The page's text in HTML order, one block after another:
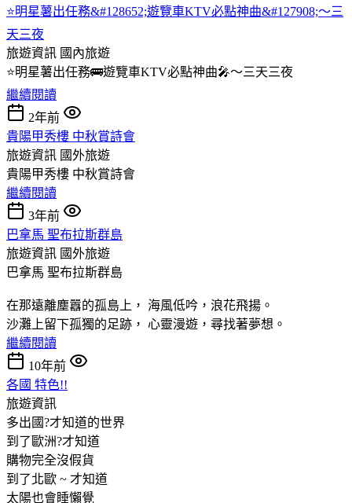
⭐明星薯出任務&#128652;遊覽車KTV必點神曲&#127908;～三
天三夜
旅遊資訊 國內旅遊
⭐明星薯出任務🚌遊覽車KTV必點神曲🎤～三天三夜
繼續閱讀
2年前
貴陽甲秀樓 中秋賞詩會
旅遊資訊 國外旅遊
貴陽甲秀樓 中秋賞詩會
繼續閱讀
3年前
巴拿馬 聖布拉斯群島
旅遊資訊 國外旅遊
巴拿馬 聖布拉斯群島
在那遠離塵囂的孤島上， 海風低吟，浪花飛揚。
沙灘上留下孤獨的足跡， 心靈漫遊，尋找著夢想。
繼續閱讀
10年前
各國 特色!!
旅遊資訊
多出國?才知道的世界
到了歐洲?才知道
購物完全沒假貨
到了北歐 ~ 才知道
太陽也會睡懶覺